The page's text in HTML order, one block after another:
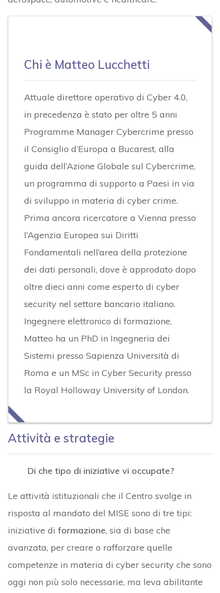
Chi è Matteo Lucchetti
Attuale direttore operativo di Cyber 4.0,
in precedenza è stato per oltre 5 anni
Programme Manager Cybercrime presso
il Consiglio d’Europa a Bucarest, alla
guida dell’Azione Globale sul Cybercrime,
un programma di supporto a Paesi in via
di sviluppo in materia di cyber crime.
Prima ancora ricercatore a Vienna presso
l’Agenzia Europea sui Diritti
Fondamentali nell’area della protezione
dei dati personali, dove è approdato dopo
oltre dieci anni come esperto di cyber
security nel settore bancario italiano.
Ingegnere elettronico di formazione,
Matteo ha un PhD in Ingegneria dei
Sistemi presso Sapienza Università di
Roma e un MSc in Cyber Security presso
la Royal Holloway University of London.
Attività e strategie
Di che tipo di iniziative vi occupate?
Le attività istituzionali che il Centro svolge in
risposta al mandato del MISE sono di tre tipi:
iniziative di formazione, sia di base che
avanzata, per creare o rafforzare quelle
competenze in materia di cyber security che sono
oggi non più solo necessarie, ma leva abilitante